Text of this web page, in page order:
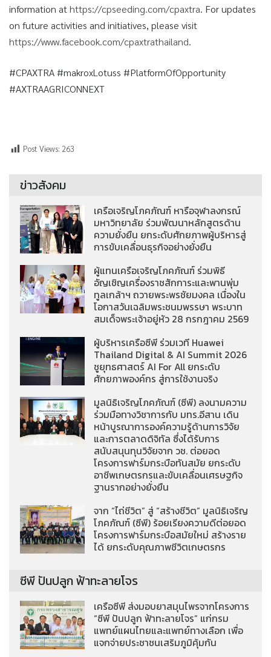
information athttps://cpseeding.com/cpaxtra. For updates
on future activities and initiatives, please visit
https://www.facebook.com/cpaxtrathailand.
#CPAXTRA #makroxLotuss #PlatformOfOpportunity
#AXTRAAGRICONNEXT
Post Views: 263
ข่าวสังคม
เครือเจริญโภคภัณฑ์ หารือจุฬาลงกรณ์
มหาวิทยาลัย ร่วมพัฒนาหลักสูตรด้าน
ความยั่งยืน ยกระดับศักยภาพผู้บริหารสู่
การขับเคลื่อนธุรกิจอย่างยั่งยืน
ผู้แทนเครือเจริญโภคภัณฑ์ ร่วมพิธี
อัญเชิญเครื่องราชสักการะและพานพุ่ม
ทูลเกล้าฯ ถวายพระพรชัยมงคล เนื่องใน
โอกาสวันเฉลิมพระชนมพรรษา พระบาท
สมเด็จพระเจ้าอยู่หัว 28 กรกฎาคม 2569
ผู้บริหารเครือซีพี ร่วมเวที Huawei
Thailand Digital & AI Summit 2026
ชูยุทธศาสตร์ AI For All ยกระดับ
ศักยภาพองค์กร สู่การใช้งานจริง
มูลนิธิเจริญโภคภัณฑ์ (ซีพี) ลงนามความ
ร่วมมือทางวิชาการกับ มทร.อีสาน เดิน
หน้าบูรณาการองค์ความรู้ด้านการวิจัย
และการตลาดดิจิทัล ซึ่งได้รับการ
สนับสนุนทุนวิจัยจาก วช. ต่อยอด
โครงการฟาร์มกระบือทันสมัย ยกระดับ
อาชีพเกษตรกรและขับเคลื่อนเศรษฐกิจ
ฐานรากอย่างยั่งยืน
จาก “ไถ่ชีวิต” สู่ “สร้างชีวิต” มูลนิธิเจริญ
โภคภัณฑ์ (ซีพี) ร้อยเรียงความดีต่อยอด
โครงการฟาร์มกระบือสมัยใหม่ สร้างราย
ได้ ยกระดับคุณภาพชีวิตเกษตรกร
ซีพี ปันปลูก ฟ้าทะลายโจร
เครือซีพี ส่งมอบยาสมุนไพรจากโครงการ
“ซีพี ปันปลูก ฟ้าทะลายโจร” แก่กรม
แพทย์แผนไทยและแพทย์ทางเลือก เพื่อ
แจกจ่ายประชาชนเสริมภูมิคุ้มกัน